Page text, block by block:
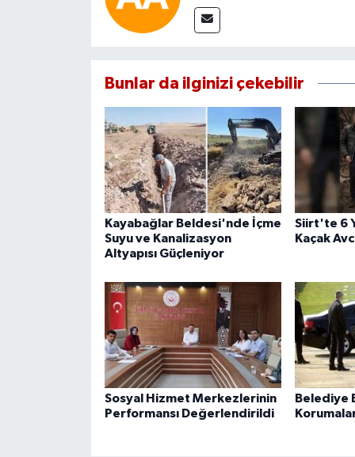
Bunlar da ilginizi çekebilir
Kayabağlar Beldesi'nde İçme
Suyu ve Kanalizasyon
Altyapısı Güçleniyor
Siirt'te 6
Kaçak
Sosyal Hizmet Merkezlerinin
Performansı Değerlendirildi
Belediye